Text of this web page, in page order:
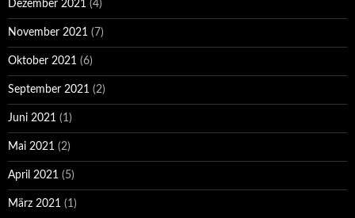
Dezember 2021 (4)
November 2021 (7)
Oktober 2021 (6)
September 2021 (2)
Juni 2021 (1)
Mai 2021 (2)
April 2021 (5)
März 2021 (1)